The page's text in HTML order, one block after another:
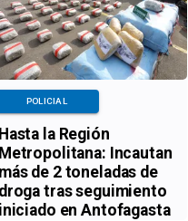
Hasta la Región
Metropolitana: Incautan
más de 2 toneladas de
droga tras seguimiento
iniciado en Antofagasta
POLICIAL